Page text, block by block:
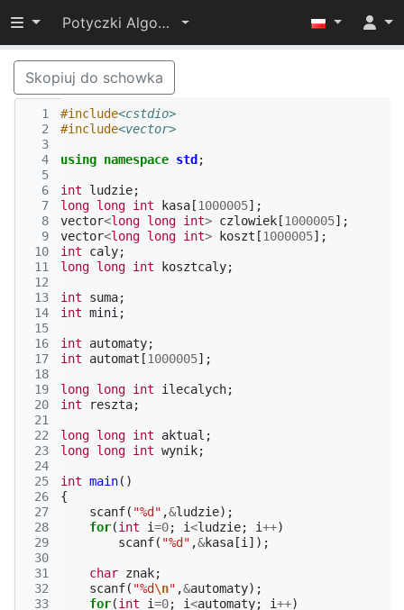
Przełącz widoczność menu
Potyczki Algorytmiczne 2015
Skopiuj do schowka
  1
  2
  3
  4
  5
  6
  7
  8
  9
10
11
12
13
14
15
16
17
18
19
20
21
22
23
24
25
26
27
28
29
30
31
32
33
#include<cstdio>
#include<vector>
using namespace std ;
int ludzie;
long long int kasa [1000005];
vector<long long int> czlowiek [1000005];
vector<long long int> koszt [1000005];
int
caly;
long long int kosztcaly;
int suma;
int mini ;
int automaty;
int
automat [1000005];
long long int ilecalych;
int
reszta;
long long int aktual ;
long long int wynik;
int main()
{
scanf( "%d" ,&ludzie);
for(int i=0; i<ludzie; i++)
scanf( "%d" ,&kasa [i ]);
char znak;
scanf( "%d\n" ,&automaty);
for(int i=0; i<automaty; i++)